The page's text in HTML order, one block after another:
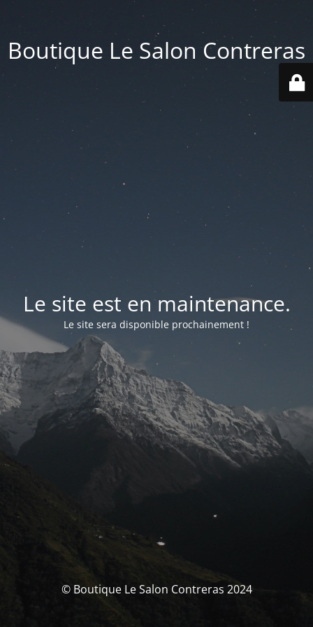
Boutique Le Salon Contreras
Le site est en maintenance.
Le site sera disponible prochainement !
© Boutique Le Salon Contreras 2024